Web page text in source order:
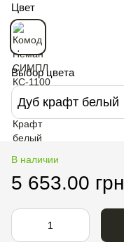
Цвет
Выбор цвета
Дуб крафт белый
В наличии
5 653.00 грн